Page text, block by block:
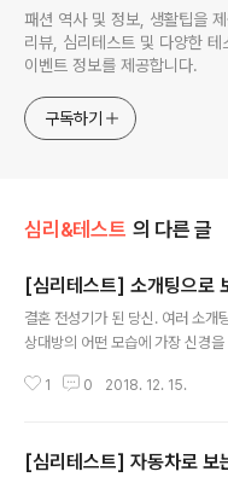
패션 역사 및 정보, 생활팁을
리뷰, 심리테스트 및 다양한
이벤트 정보를 제공합니다.
구독하기
심리&테스트 의 다른 글
[심리테스트] 소개팅으로
결혼 전성기가 된 당신. 여러 소개
상대방의 어떤 모습에 가장 신경
위크 1. 복장 연애를 통해 편안함
음 2. 말투 연애를 통해 삶의 보
1 0 2018. 12. 15.
[심리테스트] 자동차로 보